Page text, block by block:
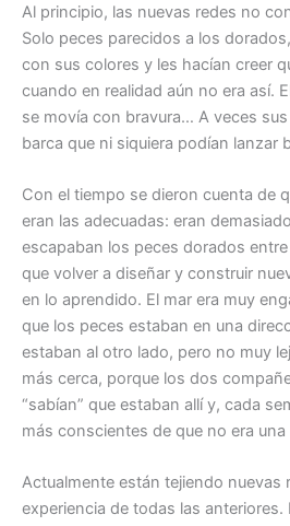
Al principio, las nuevas redes no
Solo peces parecidos a los
con sus colores y les hacían creer
cuando en realidad aún no era así.
se movía con bravura… A veces
barca que ni siquiera podían lanzar
Con el tiempo se dieron cuenta de
eran las adecuadas: eran
escapaban los peces dorados
que volver a diseñar y construir
en lo aprendido. El mar era muy
que los peces estaban en una
estaban al otro lado, pero no muy
más cerca, porque los dos
“sabían” que estaban allí y, cada
más conscientes de que no era
Actualmente están tejiendo nuevas
experiencia de todas las anteriores.